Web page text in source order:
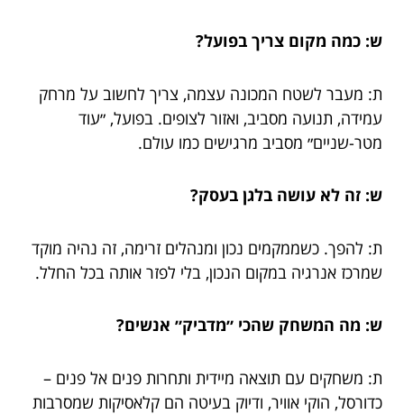
ש: כמה מקום צריך בפועל?
ת: מעבר לשטח המכונה עצמה, צריך לחשוב על מרחק
עמידה, תנועה מסביב, ואזור לצופים. בפועל, ״עוד
מטר-שניים״ מסביב מרגישים כמו עולם.
ש: זה לא עושה בלגן בעסק?
ת: להפך. כשממקמים נכון ומנהלים זרימה, זה נהיה מוקד
שמרכז אנרגיה במקום הנכון, בלי לפזר אותה בכל החלל.
ש: מה המשחק שהכי ״מדביק״ אנשים?
ת: משחקים עם תוצאה מיידית ותחרות פנים אל פנים –
כדורסל, הוקי אוויר, ודיוק בעיטה הם קלאסיקות שמסרבות